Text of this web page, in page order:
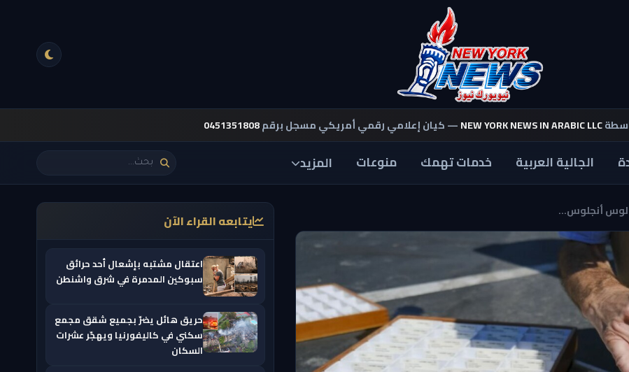
NEW YORK NEWS IN ARABIC LLC— كيان إعلامي رقمي أمريكي مسجل برقم0451351808
الجالية العربية خدمات تهمك منوعات المزيد
أنجلوس... يتابعه القراء الآن
اعتقال مشتبه بإشعال أحد حرائق
سبوكين المدمرة في شرق واشنطن
حريق هائل يضرّ بجميع شقق مجمع
سكني في كاليفورنيا ويهجّر عشرات
السكان